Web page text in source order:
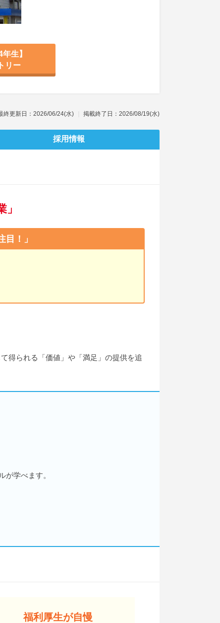
年生】
リー
終更新日：2026/06/24(水) 掲載終了日：2026/08/19(水)
採用情報
目！」
得られる「価値」や「満足」の提供を追
が学べます。
福利厚生が自慢